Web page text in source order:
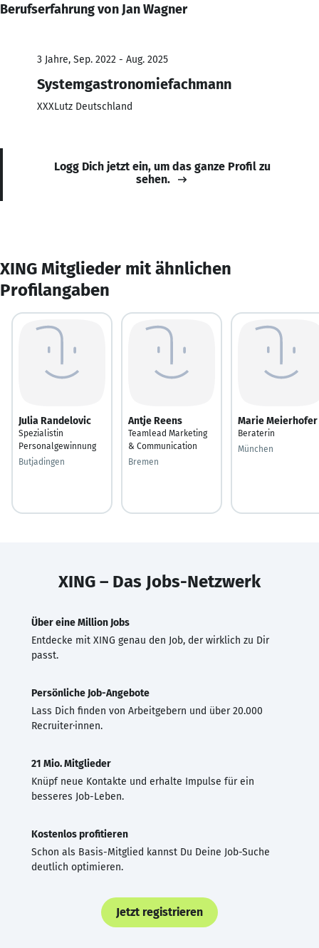
Berufserfahrung von Jan Wagner
3 Jahre, Sep. 2022 - Aug. 2025
Systemgastronomiefachmann
XXXLutz Deutschland
Logg Dich jetzt ein, um das ganze Profil zu
sehen.
XING Mitglieder mit ähnlichen
Profilangaben
Julia Randelovic
Spezialistin
Personalgewinnung
Butjadingen
Antje Reens
Teamlead Marketing
& Communication
Bremen
Marie Meierhofer
Beraterin
München
XING – Das Jobs-Netzwerk
Über eine Million Jobs
Entdecke mit XING genau den Job, der wirklich zu Dir
passt.
Persönliche Job-Angebote
Lass Dich finden von Arbeitgebern und über 20.000
Recruiter·innen.
21 Mio. Mitglieder
Knüpf neue Kontakte und erhalte Impulse für ein
besseres Job-Leben.
Kostenlos profitieren
Schon als Basis-Mitglied kannst Du Deine Job-Suche
deutlich optimieren.
Jetzt registrieren